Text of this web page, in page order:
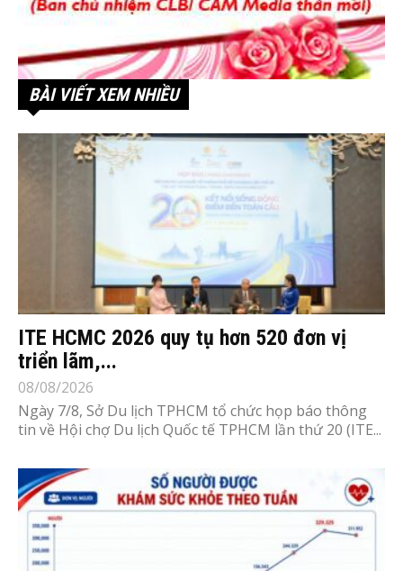
BÀI VIẾT XEM NHIỀU
ITE HCMC 2026 quy tụ hơn 520 đơn vị
triển lãm,...
08/08/2026
Ngày 7/8, Sở Du lịch TPHCM tổ chức họp báo thông
tin về Hội chợ Du lịch Quốc tế TPHCM lần thứ 20 (ITE...